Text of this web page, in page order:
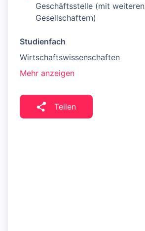
Geschäftsstelle (mit weiteren
Gesellschaftern)
Studienfach
Wirtschaftswissenschaften
Mehr anzeigen
Teilen